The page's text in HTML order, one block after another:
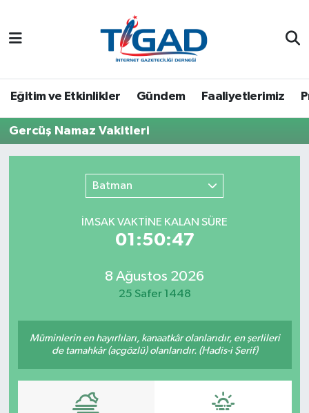
Eğitim ve Etkinlikler Gündem Faaliyetlerimiz
Gercüş Namaz Vakitleri
Batman
İMSAK VAKTİNE KALAN SÜRE
01:50:47
8 Ağustos 2026
25 Safer 1448
Müminlerin en hayırlıları, kanaatkâr olanlarıdır, en şerlileri
de tamahkâr (açgözlü) olanlarıdır. (Hadis-i Şerif)
Nöbetçi Eczaneler
Trafik Durumu
Puan Durumu ve Fikstür
Tüm Manşetler